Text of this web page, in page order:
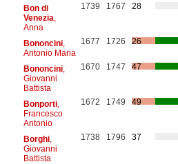
Bon di
Venezia
Anna
1739 1767 28
Bononcini,
Antonio Maria
1677 1726 26
Bononcini,
Giovanni
Battista
1670 1747 47
Bonporti,
Francesco
Antonio
1672 1749 49
Borghi,
Giovanni
Battista
1738 1796 37